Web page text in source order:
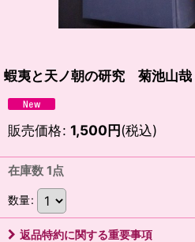
蝦夷と天ノ朝の研究 菊池山哉
販売価格: 1,500円(税込)
在庫数 1点
数量:
返品特約に関する重要事項